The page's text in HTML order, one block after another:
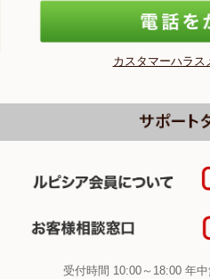
カスタマーハラス
受付時間 10:00～18:00 年中